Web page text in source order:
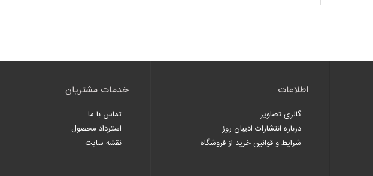
اطلاعات
گالری تصاویر
درباره انتشارات ادیبان روز
شرایط و قوانین خرید از فروشگاه
خدمات مشتریان
تماس با ما
استرداد محصول
نقشه سایت